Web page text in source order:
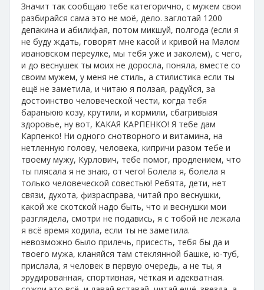
Значит так сообщаю тебе категорично, с мужем свои
разбирайся сама это не моё, дело. заглотай 1200
депакина и абилифая, потом микшуй, полгода (если я
не буду ждать, говорят мне касой и кривой на Малом
ивановском переулке, мы тебя уже и заколем), с чего,
и до веснушек ты моих не доросла, поняла, вместе со
своим мужем, у меня не стиль, а стилистика если ты
ещё не заметила, и читаю я ползая, радуйся, за
достоинство человеческой чести, когда тебя
бараньюю козу, крутили, и кормили, сбагривыая
здоровье, ну вот, КАКАЯ КАРПЕНКО! Я тебе дам
Карпенко! Ни одного снотворного и витамина, на
нетленную голову, человека, кипричи разом тебе и
твоему мужу, Курлович, тебе помог, продлением, что
ты плясала я не знаю, от чего! Болела я, болела я
только человеческой совестью! Ребята, дети, нет
связи, духота, физрасправа, читай про веснушки,
какой же скотской надо быть, что и веснушки мои
разглядела, смотри не подавись, я с тобой не лежала
я всё время ходила, если ты не заметила.
невозможно было прилечь, присесть, тебя бы да и
твоего мужа, кланяйся там стеклянной башке, ю-туб,
прислала, я человек в первую очередь, а не ты, я
эрудированная, спортивная, чёткая и адекватная.